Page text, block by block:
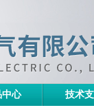
中心 技术